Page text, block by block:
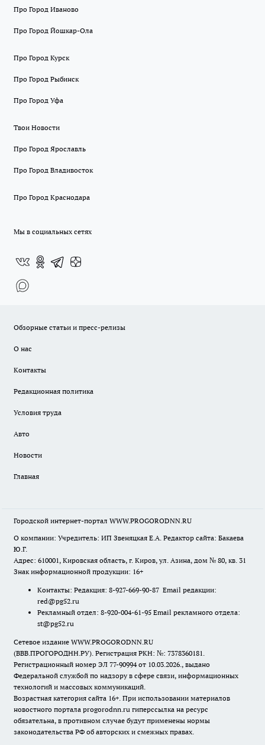
Про Город Иваново
Про Город Йошкар-Ола
Про Город Курск
Про Город Рыбинск
Про Город Уфа
Твои Новости
Про Город Ярославль
Про Город Владивосток
Про Город Краснодара
Мы в социальных сетях
Обзорные статьи и пресс-релизы
О нас
Контакты
Редакционная политика
Условия труда
Авто
Новости
Главная
Городской интернет-портал WWW.PROGORODNN.RU
О компании: Учредитель: ИП Звеняцкая Е.А. Редактор сайта: Бакаева
Ю.Г.
Адрес: 610001, Кировская область, г. Киров, ул. Азина, дом № 80, кв. 31
Знак информационной продукции: 16+
Контакты: Редакция: 8-927-669-90-87 Email редакции:
red@pg52.ru
Рекламный отдел: 8-920-004-61-95 Email рекламного отдела:
st@pg52.ru
Сетевое издание WWW.PROGORODNN.RU
(ВВВ.ПРОГОРОДНН.РУ). Регистрация РКН: №: 7378360181.
Регистрационный номер ЭЛ 77-90994 от 10.03.2026., выдано
Федеральной службой по надзору в сфере связи, информационных
технологий и массовых коммуникаций.
Возрастная категория сайта 16+. При использовании материалов
новостного портала progorodnn.ru гиперссылка на ресурс
обязательна, в противном случае будут применены нормы
законодательства РФ об авторских и смежных правах.